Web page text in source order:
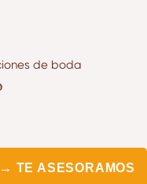
de boda
→ TE ASESORAMOS